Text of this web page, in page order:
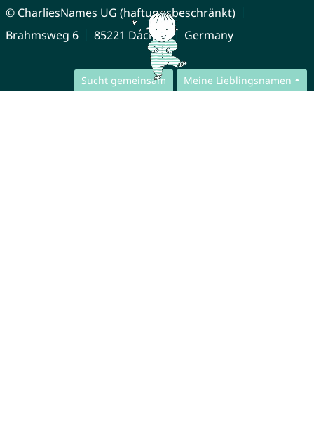
Sucht gemeinsam Meine Lieblingsnamen
© CharliesNames UG (haftungsbeschränkt)
Brahmsweg 6
85221 Dachau Germany